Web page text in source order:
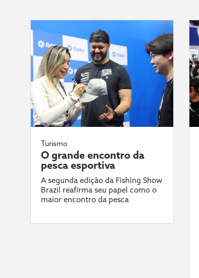
Turismo
O grande encontro da
pesca esportiva
A segunda edição da Fishing Show
Brazil reafirma seu papel como o
maior encontro da pesca